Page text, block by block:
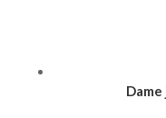
Dame